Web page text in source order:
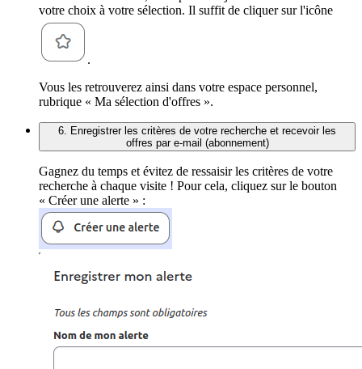
votre choix à votre sélection. Il suffit de cliquer sur l'icône
.
Vous les retrouverez ainsi dans votre espace personnel,
rubrique « Ma sélection d'offres ».
6. Enregistrer les critères de votre recherche et recevoir les
offres par e-mail (abonnement)
Gagnez du temps et évitez de ressaisir les critères de votre
recherche à chaque visite ! Pour cela, cliquez sur le bouton
« Créer une alerte » :